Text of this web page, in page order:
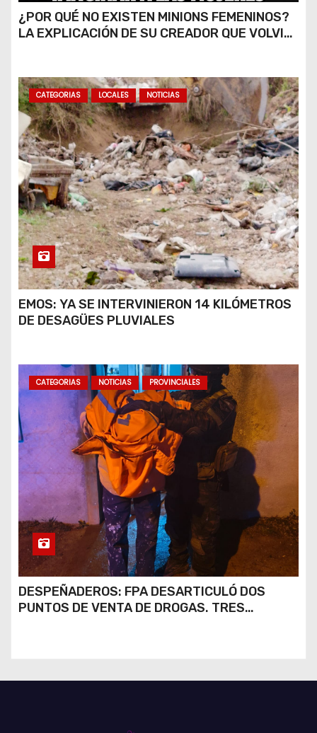
¿POR QUÉ NO EXISTEN MINIONS FEMENINOS?
LA EXPLICACIÓN DE SU CREADOR QUE VOLVIÓ
CATEGORIAS LOCALES NOTICIAS
EMOS: YA SE INTERVINIERON 14 KILÓMETROS
DE DESAGÜES PLUVIALES
CATEGORIAS NOTICIAS PROVINCIALES
DESPEÑADEROS: FPA DESARTICULÓ DOS
PUNTOS DE VENTA DE DROGAS. TRES